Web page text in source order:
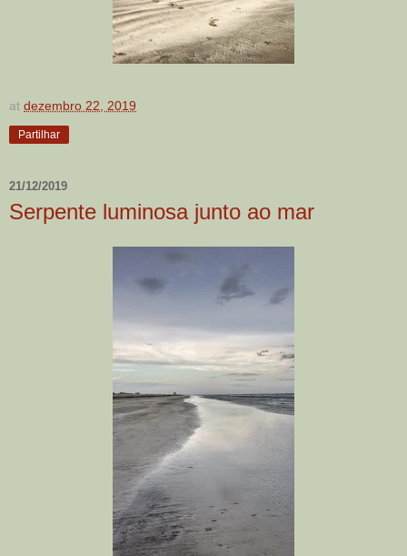
at dezembro 22, 2019
Partilhar
21/12/2019
Serpente luminosa junto ao mar